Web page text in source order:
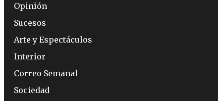
Opinión
Sucesos
Arte y Espectáculos
Interior
Correo Semanal
Sociedad